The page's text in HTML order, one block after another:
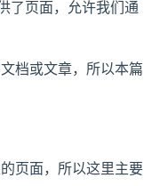
了页面，允许我们通
档或文章，所以本篇
页面，所以这里主要